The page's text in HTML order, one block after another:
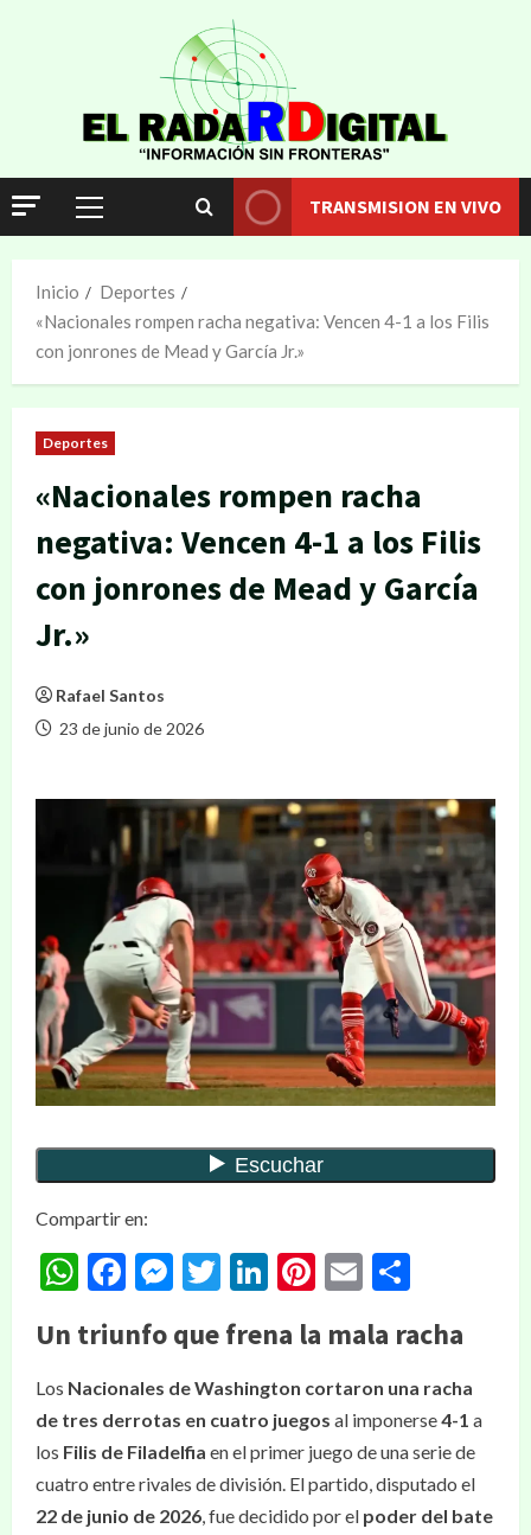
TRANSMISION EN VIVO
Inicio
Deportes
«Nacionales rompen racha negativa: Vencen 4-1 a los Filis
con jonrones de Mead y García Jr.»
Deportes
«Nacionales rompen racha
negativa: Vencen 4-1 a los Filis
con jonrones de Mead y García
Jr.»
Rafael Santos
23 de junio de 2026
Compartir en:
WhatsApp
Facebook
Messenger
Twitter
LinkedIn
Pinterest
Email
Un triunfo que frena la mala racha
Los Nacionales de Washington cortaron una racha
de tres derrotas en cuatro juegos al imponerse4-1 a
los Filis de Filadelfia en el primer juego de una serie de
cuatro entre rivales de división. El partido, disputado el
22 de junio de 2026, fue decidido por el poder del bate